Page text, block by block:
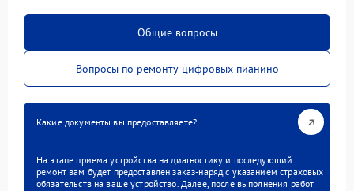
Общие вопросы
Вопросы по ремонту цифровых пианино
Какие документы вы предоставляете?
На этапе приема устройства на диагностику и последующий
ремонт вам будет предоставлен заказ-наряд с указанием страховых
обязательств на ваше устройство. Далее, после выполнения работ